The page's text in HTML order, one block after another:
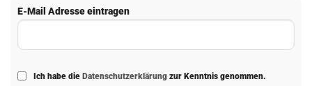
E-Mail Adresse eintragen
Ich habe die Datenschutzerklärung zur Kenntnis genommen.